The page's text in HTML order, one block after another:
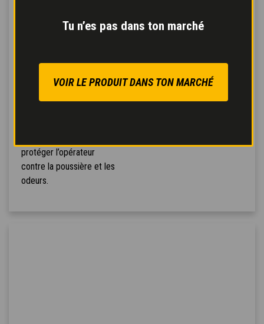
Tu n’es pas dans ton marché
VOIR LE PRODUIT DANS TON MARCHÉ
moindre recoin.
aérateurs pour accélérer
le désembuage, vitre
protéger l’opérateur
contre la poussière et les
odeurs.